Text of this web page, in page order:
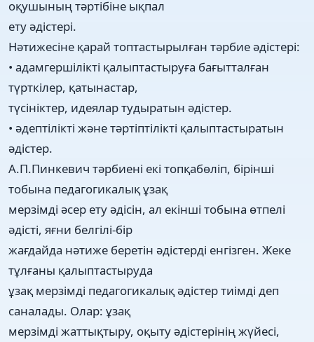
оқушының тәртібіне ықпал
ету әдістері.
Нәтижесіне қарай топтастырылған тәрбие әдістері:
• адамгершілікті қалыптастыруға бағытталған
түрткілер, қатынастар,
түсініктер, идеялар тудыратын әдістер.
• әдептілікті және тәртіптілікті қалыптастыратын
әдістер.
А.П.Пинкевич тәрбиені екі топқабөліп, бірінші
тобына педагогикалық ұзақ
мерзімді әсер ету әдісін, ал екінші тобына өтпелі
әдісті, яғни белгілі-бір
жағдайда нәтиже беретін әдістерді енгізген. Жеке
тұлғаны қалыптастыруда
ұзақ мерзімді педагогикалық әдістер тиімді деп
саналады. Олар: ұзақ
мерзімді жаттықтыру, оқыту әдістерінің жүйесі,